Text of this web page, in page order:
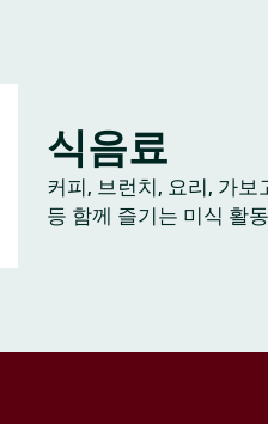
식음료
커피, 브런치, 요리, 가보
등 함께 즐기는 미식 활동